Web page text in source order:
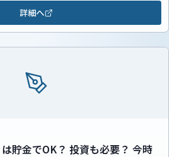
詳細へ
は貯金でOK？ 投資も必要？ 今時